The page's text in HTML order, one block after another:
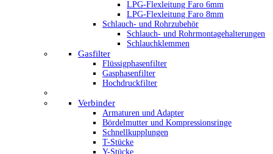
LPG-Flexleitung Faro 6mm
LPG-Flexleitung Faro 8mm
Schlauch- und Rohrzubehör
Schlauch- und Rohrmontagehalterungen
Schlauchklemmen
Gasfilter
Flüssigphasenfilter
Gasphasenfilter
Hochdruckfilter
Verbinder
Armaturen und Adapter
Bördelmutter und Kompressionsringe
Schnellkupplungen
T-Stücke
Y-Stücke